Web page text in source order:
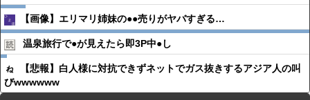
【画像】エリマリ姉妹の●●売りがヤバすぎる…
温泉旅行で●︎が見えたら即3P中●︎し
【悲報】白人様に対抗できずネットでガス抜きするアジア人の叫
びwwwwww